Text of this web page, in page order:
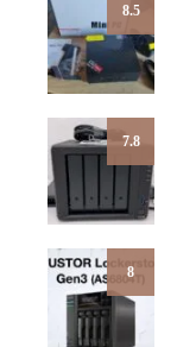
8.5
7.8
8